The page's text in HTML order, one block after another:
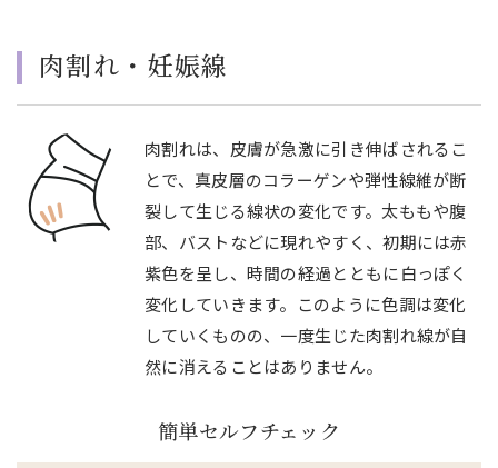
肉割れ・妊娠線
肉割れは、皮膚が急激に引き伸ばされるこ
とで、真皮層のコラーゲンや弾性線維が断
裂して生じる線状の変化です。太ももや腹
部、バストなどに現れやすく、初期には赤
紫色を呈し、時間の経過とともに白っぽく
変化していきます。このように色調は変化
していくものの、一度生じた肉割れ線が自
然に消えることはありません。
簡単セルフチェック